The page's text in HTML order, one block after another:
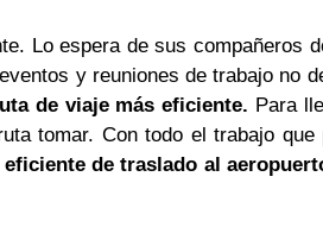
Lo espera de sus compañeros
y reuniones de trabajo no
de viaje más eficiente. Para
tomar. Con todo el trabajo
de traslado al